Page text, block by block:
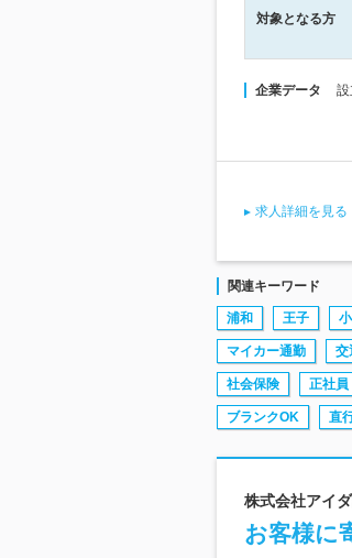
対象となる方
企業データ
求人詳細を見る
関連キーワード
浦和 王子
マイカー通勤 交
社会保険 正社員
ブランクOK 直
株式会社アイ
お客様に